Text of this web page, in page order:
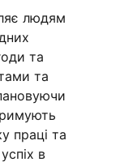
людям
та
та
праці та
в